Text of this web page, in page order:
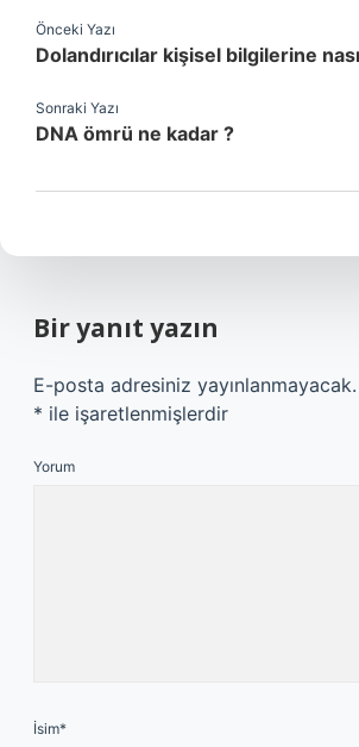
Önceki Yazı
Dolandırıcılar kişisel bilgilerine
Sonraki Yazı
DNA ömrü ne kadar ?
Bir yanıt yazın
E-posta adresiniz yayınlanmayacak.
* ile işaretlenmişlerdir
Yorum
İsim*